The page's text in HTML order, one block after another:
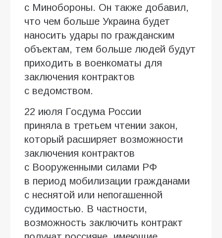
с Минобороны. Он также добавил,
что чем больше Украина будет
наносить удары по гражданским
объектам, тем больше людей будут
приходить в военкоматы для
заключения контрактов
с ведомством.
22 июля Госдума России
приняла в третьем чтении закон,
который расширяет возможности
заключения контрактов
с Вооруженными силами РФ
в период мобилизации гражданами
с неснятой или непогашенной
судимостью. В частности,
возможность заключить контракт